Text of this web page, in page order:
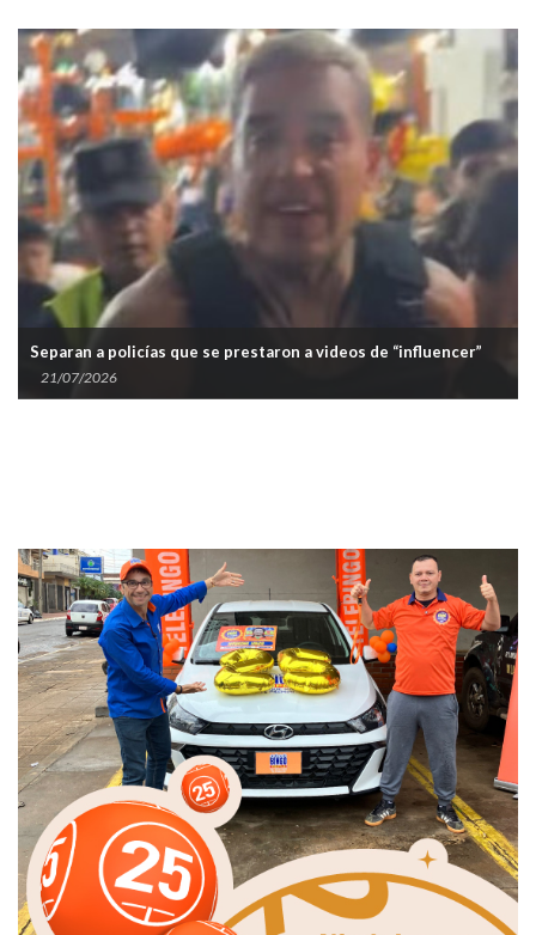
Separan a policías que se prestaron a videos de “influencer”
21/07/2026